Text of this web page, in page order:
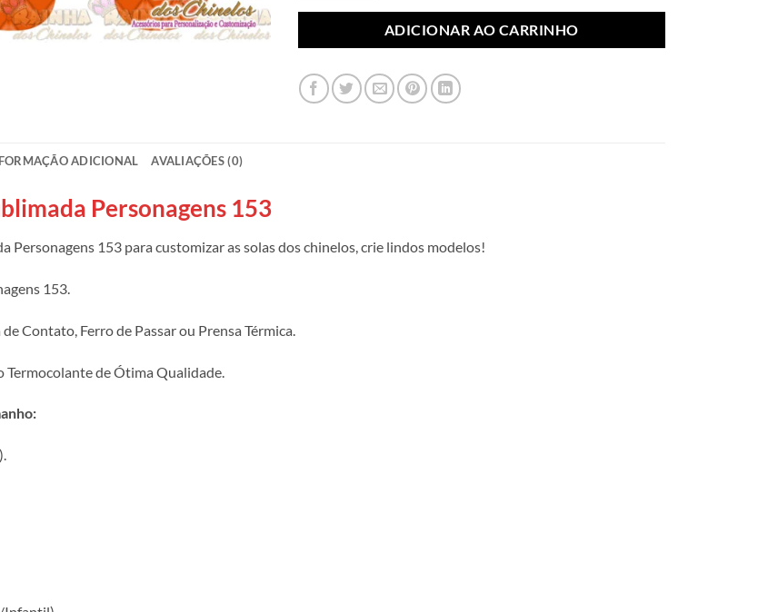
ADICIONAR AO CARRINHO
ADICIONAL AVALIAÇÕES (0)
Personagens 153
Personagens 153 para customizar as solas dos chinelos, crie lindos modelos!
153.
de Contato, Ferro de Passar ou Prensa Térmica.
Termocolante de Ótima Qualidade.